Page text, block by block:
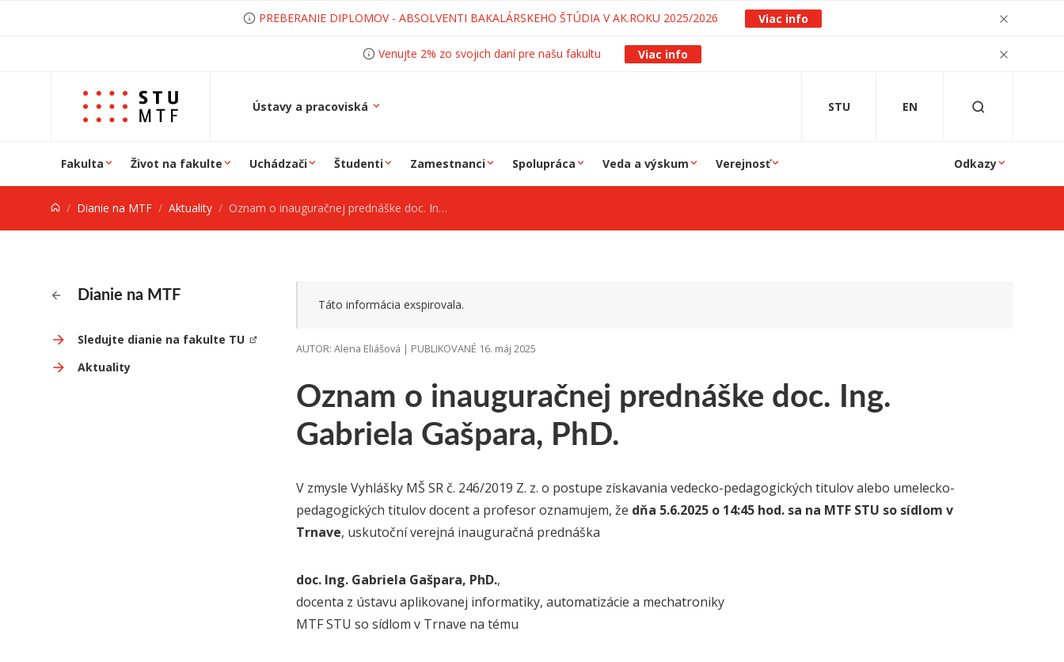
PREBERANIE DIPLOMOV - ABSOLVENTI BAKALÁRSKEHO ŠTÚDIA V AK.ROKU 2025/2026 Viac info
Venujte 2% zo svojich daní pre našu fakultu Viac info
Ústavy a pracoviská STU EN
Fakulta Život na fakulte Uchádzači Študenti Zamestnanci Spolupráca Veda a výskum Verejnosť Odkazy
Dianie na MTF Aktuality Oznam o inauguračnej prednáške doc. Ing. Gabriela Gašpara, PhD.
Dianie na MTF
Sledujte dianie na fakulte TU
Aktuality
Oznam o inauguračnej prednáške doc. Ing.
Gabriela Gašpara, PhD.
Táto informácia exspirovala.
AUTOR: Alena Eliášová | PUBLIKOVANÉ 16. máj 2025
V zmysle Vyhlášky MŠ SR č. 246/2019 Z. z. o postupe získavania vedecko-pedagogických titulov alebo umelecko-
pedagogických titulov docent a profesor oznamujem, že dňa 5.6.2025 o 14:45 hod. sa na MTF STU so sídlom v
Trnave, uskutoční verejná inauguračná prednáška
doc. Ing. Gabriela Gašpara, PhD.,
docenta z ústavu aplikovanej informatiky, automatizácie a mechatroniky
MTF STU so sídlom v Trnave na tému